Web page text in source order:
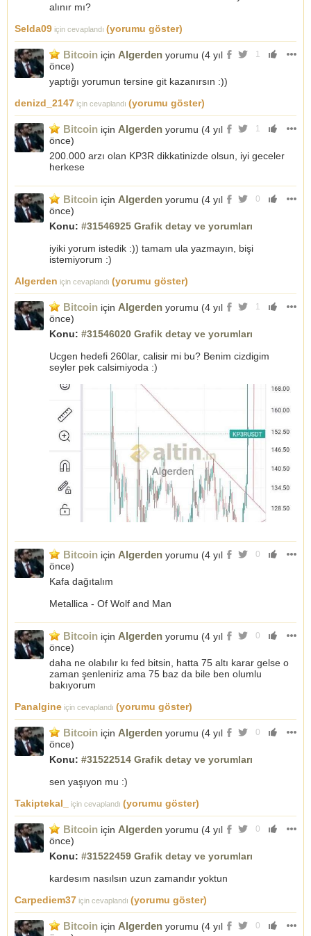
alınır mı?
Selda09 için cevaplandı (yorumu göster)
1
Bitcoin için Algerden yorumu (4 yıl
önce)
yaptığı yorumun tersine git kazanırsın :))
denizd_2147 için cevaplandı (yorumu göster)
1
Bitcoin için Algerden yorumu (4 yıl
önce)
200.000 arzı olan KP3R dikkatinizde olsun, iyi geceler
herkese
0
Bitcoin için Algerden yorumu (4 yıl
önce)
Konu: #31546925 Grafik detay ve yorumları
iyiki yorum istedik :)) tamam ula yazmayın, bişi
istemiyorum :)
Algerden için cevaplandı (yorumu göster)
1
Bitcoin için Algerden yorumu (4 yıl
önce)
Konu: #31546020 Grafik detay ve yorumları
Ucgen hedefi 260lar, calisir mi bu? Benim cizdigim
seyler pek calsimiyoda :)
0
Bitcoin için Algerden yorumu (4 yıl
önce)
Kafa dağıtalım
Metallica - Of Wolf and Man
0
Bitcoin için Algerden yorumu (4 yıl
önce)
daha ne olabılır kı fed bitsin, hatta 75 altı karar gelse o
zaman şenleniriz ama 75 baz da bile ben olumlu
bakıyorum
Panalgine için cevaplandı (yorumu göster)
0
Bitcoin için Algerden yorumu (4 yıl
önce)
Konu: #31522514 Grafik detay ve yorumları
sen yaşıyon mu :)
Takiptekal_
için cevaplandı (yorumu göster)
0
Bitcoin için Algerden yorumu (4 yıl
önce)
Konu: #31522459 Grafik detay ve yorumları
kardesım nasılsın uzun zamandır yoktun
Carpediem37 için cevaplandı (yorumu göster)
0
Bitcoin için Algerden yorumu (4 yıl